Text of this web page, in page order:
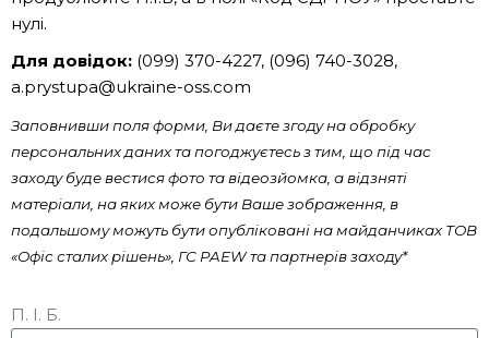
нулі.
Для довідок: (099) 370-4227, (096) 740-3028,
a.prystupa@ukraine-oss.com
Заповнивши поля форми, Ви даєте згоду на обробку
персональних даних та погоджуєтесь з тим, що під час
заходу буде вестися фото та відеозйомка, а відзняті
матеріали, на яких може бути Ваше зображення, в
подальшому можуть бути опубліковані на майданчиках ТОВ
«Офіс сталих рішень», ГС PAEW та партнерів заходу*
П. І. Б.